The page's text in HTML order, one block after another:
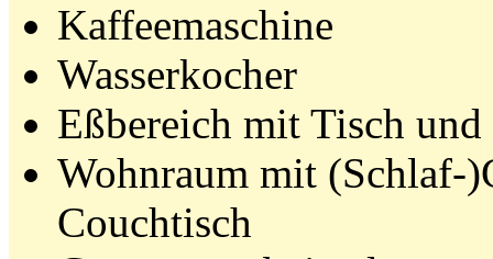
Kaffeemaschine
Wasserkocher
Eßbereich mit Tisch
Wohnraum mit (Schlaf-
Couchtisch